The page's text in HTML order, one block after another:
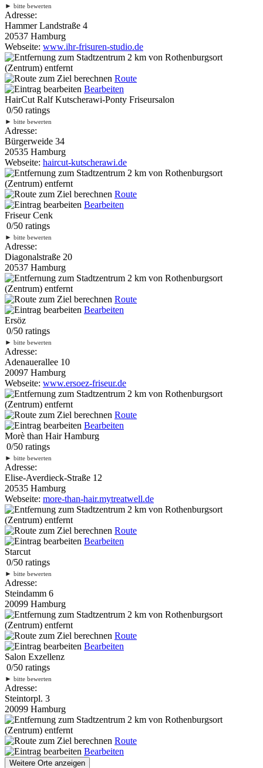
► bitte bewerten
Adresse:
Hammer Landstraße 4
20537 Hamburg
Webseite: www.ihr-frisuren-studio.de
2 km von Rothenburgsort
(Zentrum) entfernt
Route
Bearbeiten
HairCut Ralf Kutscherawi-Ponty Friseursalon
0/50 ratings
► bitte bewerten
Adresse:
Bürgerweide 34
20535 Hamburg
Webseite: haircut-kutscherawi.de
2 km von Rothenburgsort
(Zentrum) entfernt
Route
Bearbeiten
Friseur Cenk
0/50 ratings
► bitte bewerten
Adresse:
Diagonalstraße 20
20537 Hamburg
2 km von Rothenburgsort
(Zentrum) entfernt
Route
Bearbeiten
Ersöz
0/50 ratings
► bitte bewerten
Adresse:
Adenauerallee 10
20097 Hamburg
Webseite: www.ersoez-friseur.de
2 km von Rothenburgsort
(Zentrum) entfernt
Route
Bearbeiten
Morè than Hair Hamburg
0/50 ratings
► bitte bewerten
Adresse:
Elise-Averdieck-Straße 12
20535 Hamburg
Webseite: more-than-hair.mytreatwell.de
2 km von Rothenburgsort
(Zentrum) entfernt
Route
Bearbeiten
Starcut
0/50 ratings
► bitte bewerten
Adresse:
Steindamm 6
20099 Hamburg
2 km von Rothenburgsort
(Zentrum) entfernt
Route
Bearbeiten
Salon Exzellenz
0/50 ratings
► bitte bewerten
Adresse:
Steintorpl. 3
20099 Hamburg
2 km von Rothenburgsort
(Zentrum) entfernt
Route
Bearbeiten
Weitere Orte anzeigen